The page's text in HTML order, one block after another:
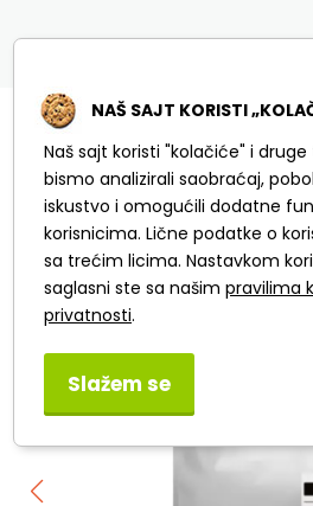
Slični
NAŠ SAJT KORISTI
Naš sajt koristi "kolačiće" i
bismo analizirali saobraćaj,
iskustvo i omogućili dodatne
korisnicima. Lične podatke o
sa trećim licima. Nastavkom
saglasni ste sa našimpravilima
privatnosti.
Slažem se